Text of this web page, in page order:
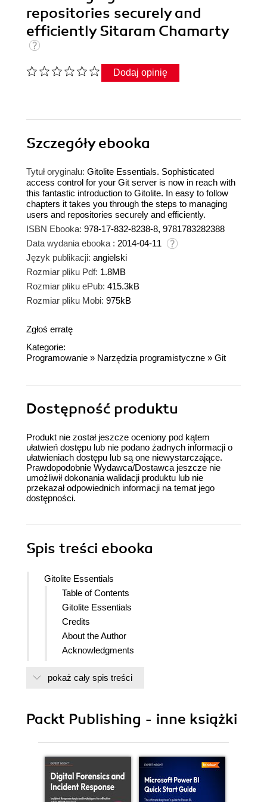
repositories securely and
efficiently Sitaram Chamarty
Dodaj opinię
Szczegółyebooka
Tytuł oryginału: Gitolite Essentials. Sophisticated
access control for your Git server is now in reach with
this fantastic introduction to Gitolite. In easy to follow
chapters it takes you through the steps to managing
users and repositories securely and efficiently.
ISBN Ebooka: 978-17-832-8238-8, 9781783282388
Data wydania ebooka : 2014-04-11
Język publikacji: angielski
Rozmiar pliku Pdf: 1.8MB
Rozmiar pliku ePub: 415.3kB
Rozmiar pliku Mobi: 975kB
Zgłoś erratę
Kategorie:
Programowanie » Narzędzia programistyczne » Git
Dostępność produktu
Produkt nie został jeszcze oceniony pod kątem
ułatwień dostępu lub nie podano żadnych informacji o
ułatwieniach dostępu lub są one niewystarczające.
Prawdopodobnie Wydawca/Dostawca jeszcze nie
umożliwił dokonania walidacji produktu lub nie
przekazał odpowiednich informacji na temat jego
dostępności.
Spis treści ebooka
Gitolite Essentials
Table of Contents
Gitolite Essentials
Credits
About the Author
Acknowledgments
www.PacktPub.com
Why Subscribe?
Preface
What this book covers
What you need for this book
pokaż cały spis treści
Packt Publishing - inne książki